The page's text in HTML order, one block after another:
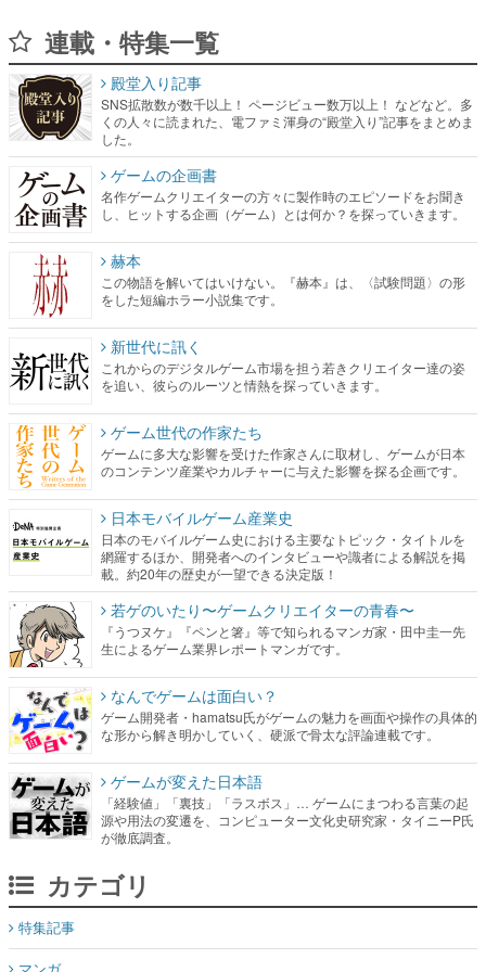
連載・特集一覧
殿堂入り記事
SNS拡散数が数千以上！ ページビュー数万以上！ などなど。多
くの人々に読まれた、電ファミ渾身の“殿堂入り”記事をまとめま
した。
ゲームの企画書
名作ゲームクリエイターの方々に製作時のエピソードをお聞き
し、ヒットする企画（ゲーム）とは何か？を探っていきます。
赫本
この物語を解いてはいけない。『赫本』は、〈試験問題〉の形
をした短編ホラー小説集です。
新世代に訊く
これからのデジタルゲーム市場を担う若きクリエイター達の姿
を追い、彼らのルーツと情熱を探っていきます。
ゲーム世代の作家たち
ゲームに多大な影響を受けた作家さんに取材し、ゲームが日本
のコンテンツ産業やカルチャーに与えた影響を探る企画です。
日本モバイルゲーム産業史
日本のモバイルゲーム史における主要なトピック・タイトルを
網羅するほか、開発者へのインタビューや識者による解説を掲
載。約20年の歴史が一望できる決定版！
若ゲのいたり〜ゲームクリエイターの青春〜
『うつヌケ』『ペンと箸』等で知られるマンガ家・田中圭一先
生によるゲーム業界レポートマンガです。
なんでゲームは面白い？
ゲーム開発者・hamatsu氏がゲームの魅力を画面や操作の具体的
な形から解き明かしていく、硬派で骨太な評論連載です。
ゲームが変えた日本語
「経験値」「裏技」「ラスボス」… ゲームにまつわる言葉の起
源や用法の変遷を、コンピューター文化史研究家・タイニーP氏
が徹底調査。
カテゴリ
特集記事